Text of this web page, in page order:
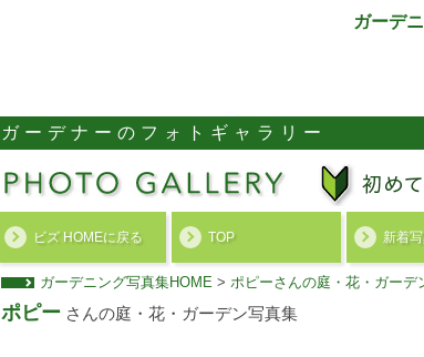
ガーデ
ガーデナーのフォトギャラリー
ビズ HOMEに戻る TOP 新着
ガーデニング写真集HOME > ポピーさんの庭・花・ガーデ
ポピー さんの庭・花・ガーデン写真集